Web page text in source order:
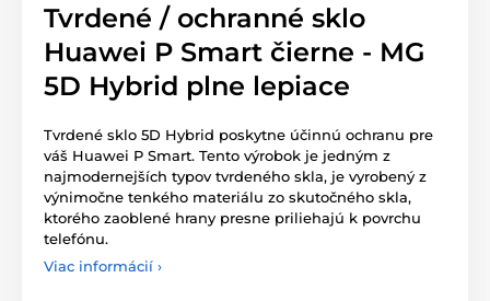
Tvrdené / ochranné sklo
Huawei P Smart čierne - MG
5D Hybrid plne lepiace
Tvrdené sklo 5D Hybrid poskytne účinnú ochranu pre
váš Huawei P Smart. Tento výrobok je jedným z
najmodernejších typov tvrdeného skla, je vyrobený z
výnimočne tenkého materiálu zo skutočného skla,
ktorého zaoblené hrany presne priliehajú k povrchu
telefónu.
Viac informácií ›